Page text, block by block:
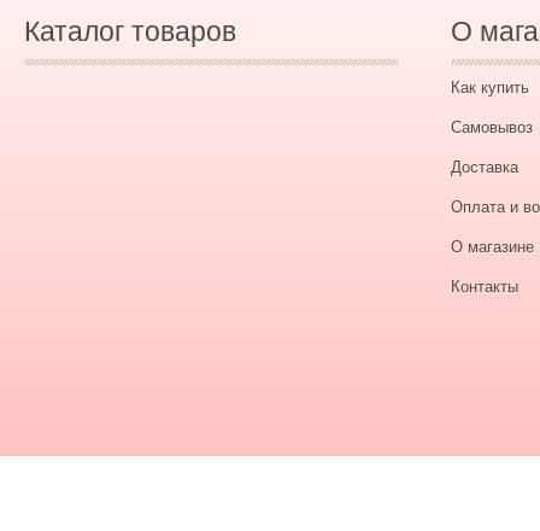
Каталог товаров О
Как купить
Самовывоз
Доставка
Оплата и
О магазине
Контакты